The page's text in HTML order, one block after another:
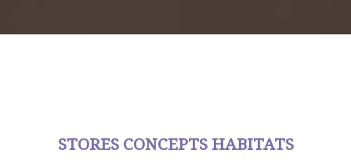
STORES CONCEPTS HABITATS